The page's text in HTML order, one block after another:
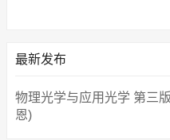
最新发布
物理光学与应用光学 第三
恩)